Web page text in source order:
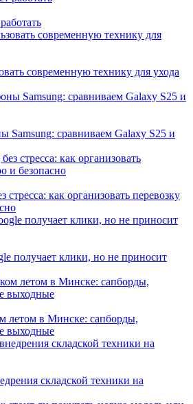
современную технику для ухода
Samsung: сравниваем Galaxy S25 и
стресса: как организовать перевозку
получает клики, но не приносит
летом в Минске: сапборды,
выходные
складской техники на